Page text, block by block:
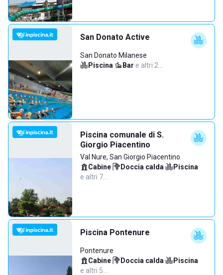
San Donato Active
San Donato Milanese
Piscina· Bar·e altri 2…
Piscina comunale di S.
Giorgio Piacentino
Val Nure, San Giorgio Piacentino
Cabine· Doccia calda· Piscina·
e altri 7…
Piscina Pontenure
Pontenure
Cabine· Doccia calda· Piscina·
e altri 5…